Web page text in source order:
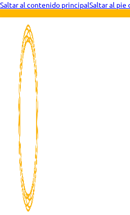
Saltar al contenido principalSaltar al pie